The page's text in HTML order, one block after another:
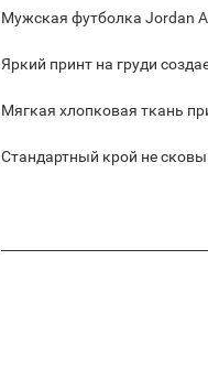
Мужская футболка Jordan
Яркий принт на груди
Мягкая хлопковая ткань
Стандартный крой не